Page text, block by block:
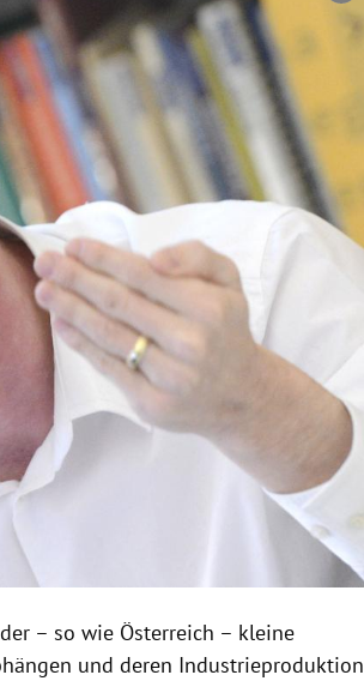
– so wie Österreich – kleine
und deren Industrieproduktion